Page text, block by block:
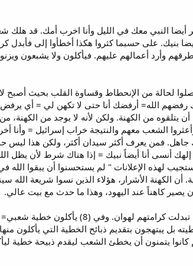
ويتعثر أيضا النبي معك في الليل وأنا اخرب أمك. قد
بنيك. على حسبما كثروا هكذا أخطأوا إلى فأبدل
وأرد أعمالهم عليهم. فيأكلون ولا يشبعون
أحد = تعني: [1‍] لا يحاكم أحد غيره فالكل مدان والكل أخطأ حتى الكهنة هم مدانون. [2] وصلوا لحالة من الإنحطاط وقساوة
رفضهم الله= أرفضك أنا حتى لا تكهن لي = أي يرفض
من الكهنة. ولكن لأنه لا يوجد من الكهنة،
الشعب معهم والنتيجة خراب إسرائيل = وأنا
فمن يعرف أكثر سيدان أكثر، ولكن هذا ليس
أنسى أنا أيضاً نبيك = إذا هناك شرط لأن يظل
نستجيب لهذه الإعلانات " لم يستحسنوا أن يبقوا الله
أن الكهنة الأشرار، هؤلاء الذين نسوا شريعة الله
كاهناً عند اليهود، وهذا ما حدث مع بيت عالي.
وفي (7): بحسبما كثروا = فهم ازدادوا عدداً جداً. لكن الله كان قد تخلى عنهم بسبب خطاياهم لذلك
بل يبتهجون بتقديم ذبائح الخطية التي يأكلون
يتمنون أن يخطئ الشعب ليقدم ذبيحة خطية